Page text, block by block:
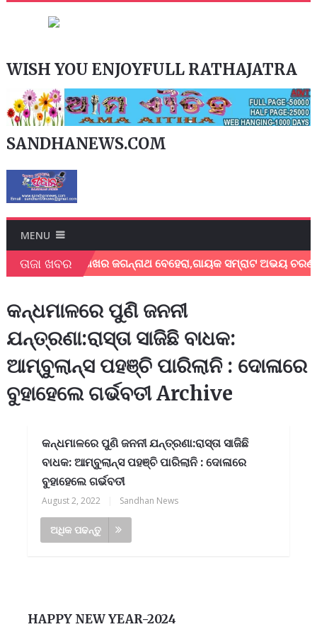
WISH YOU ENJOYFULL RATHAJATRA
SANDHANEWS.COM
MENU
ତାଜା ଖବର
ଗାୟକ ଶେଖର ଜଗନ୍ନାଥ ବେହେରା,ଗାୟକ ସମ୍ରାଟ ଅଭୟ ଚରଣ
କନ୍ଧମାଳରେ ପୁଣି ଜନନୀ
ଯନ୍ତ୍ରଣା:ରାସ୍ତା ସାଜିଛି ବାଧକ:
ଆମ୍ବୁଲାନ୍ସ ପହଞ୍ଚି ପାରିଲାନି : ଦୋଳାରେ
ବୁହାହେଲେ ଗର୍ଭବତୀ Archive
କନ୍ଧମାଳରେ ପୁଣି ଜନନୀ ଯନ୍ତ୍ରଣା:ରାସ୍ତା ସାଜିଛି
ବାଧକ: ଆମ୍ବୁଲାନ୍ସ ପହଞ୍ଚି ପାରିଲାନି : ଦୋଳାରେ
ବୁହାହେଲେ ଗର୍ଭବତୀ
August 2, 2022 Sandhan News
ଅଧିକ ପଢନ୍ତୁ
HAPPY NEW YEAR-2024